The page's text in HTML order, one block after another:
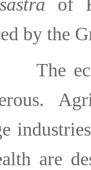
of
by the
are